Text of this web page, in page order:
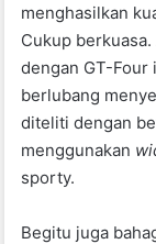
menghasilkan
Cukup
dengan GT-Four
berlubang
diteliti dengan
menggunakan
sporty.
Begitu juga